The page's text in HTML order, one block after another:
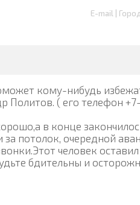
E-mail |
кому-нибудь
Политов. ( его телефон
в конце
за потолок, очередной
человек
бдительны и